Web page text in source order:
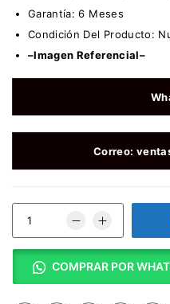
Garantía: 6 Meses
Condición Del Producto:
–Imagen Referencial–
Correo:
COMPRAR POR